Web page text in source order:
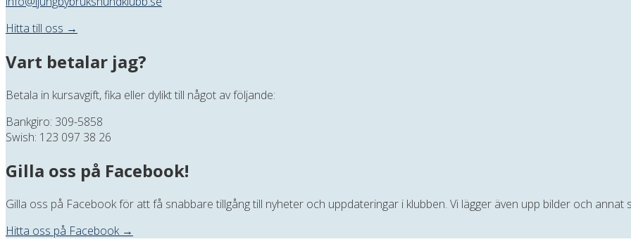
Hitta till oss →
Vart betalar jag?
Betala in kursavgift, fika eller dylikt till något av följande:
Bankgiro: 309-5858
Swish: 123 097 38 26
Gilla oss på Facebook!
Gilla oss på Facebook för att få snabbare tillgång till nyheter och uppdateringar i klubben. Vi lägger även upp bilder och
Hitta oss på Facebook →